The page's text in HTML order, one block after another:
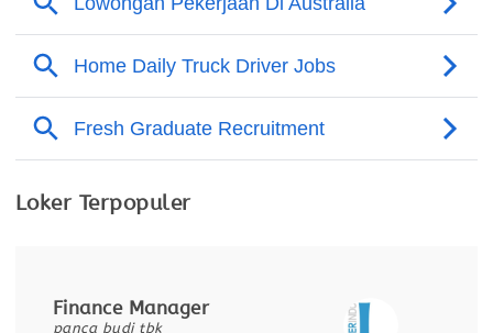
Loker Terpopuler
Finance Manager
panca budi tbk